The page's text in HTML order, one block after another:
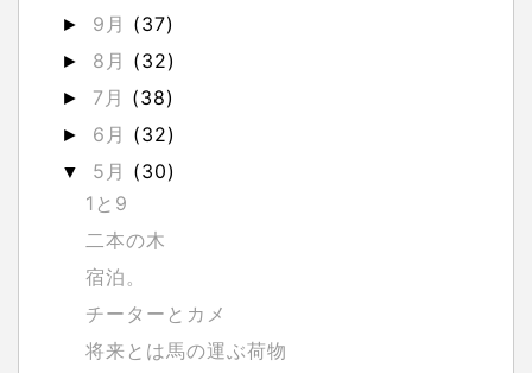
► 9月 (37)
► 8月 (32)
► 7月 (38)
► 6月 (32)
▼ 5月 (30)
1と9
二本の木
宿泊。
チーターとカメ
将来とは馬の運ぶ荷物